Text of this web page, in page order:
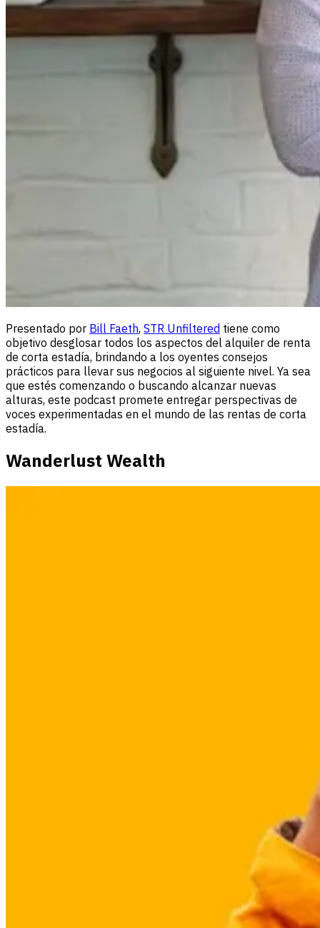
Presentado por Bill Faeth, STR Unfiltered tiene como
objetivo desglosar todos los aspectos del alquiler de renta
de corta estadía, brindando a los oyentes consejos
prácticos para llevar sus negocios al siguiente nivel. Ya sea
que estés comenzando o buscando alcanzar nuevas
alturas, este podcast promete entregar perspectivas de
voces experimentadas en el mundo de las rentas de corta
estadía.
Wanderlust Wealth